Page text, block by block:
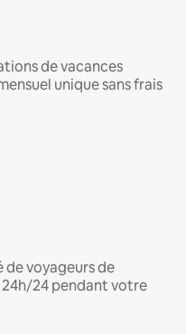
de vacances
unique sans frais
de voyageurs de
24 pendant votre